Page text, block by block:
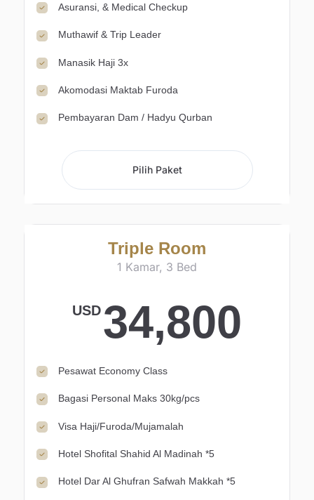
Asuransi, & Medical Checkup
Muthawif & Trip Leader
Manasik Haji 3x
Akomodasi Maktab Furoda
Pembayaran Dam / Hadyu Qurban
Pilih Paket
Triple Room
1 Kamar, 3 Bed
USD34,800
Pesawat Economy Class
Bagasi Personal Maks 30kg/pcs
Visa Haji/Furoda/Mujamalah
Hotel Shofital Shahid Al Madinah *5
Hotel Dar Al Ghufran Safwah Makkah *5